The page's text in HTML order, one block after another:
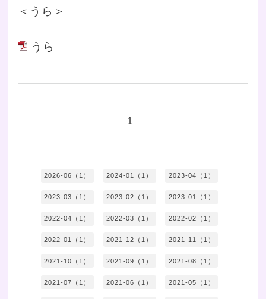
＜うら＞
うら
1
2026-06（1） 2024-01（1） 2023-04（1）
2023-03（1） 2023-02（1） 2023-01（1）
2022-04（1） 2022-03（1） 2022-02（1）
2022-01（1） 2021-12（1） 2021-11（1）
2021-10（1） 2021-09（1） 2021-08（1）
2021-07（1） 2021-06（1） 2021-05（1）